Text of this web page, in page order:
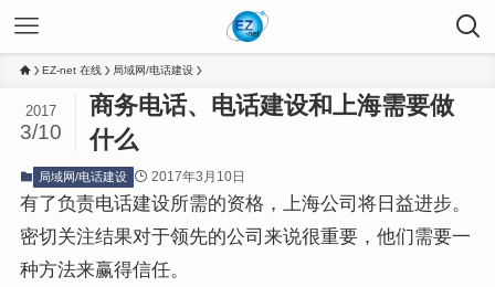
EZ-net 在线 局域网/电话建设
商务电话、电话建设和上海需要做
什么
2017
3/10
局域网/电话建设 2017年3月10日
有了负责电话建设所需的资格，上海公司将日益进步。
密切关注结果对于领先的公司来说很重要，他们需要一
种方法来赢得信任。